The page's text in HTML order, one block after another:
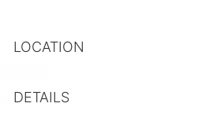
LOCATION
DETAILS